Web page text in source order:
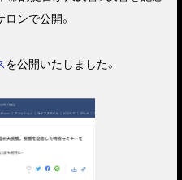
ンで公開。
を公開いたしました。